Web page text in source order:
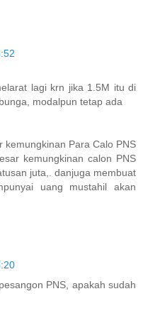
lagi krn jika 1.5M itu di
modalpun tetap ada
kemungkinan Para Calo PNS
kemungkinan calon PNS
juta,. danjuga membuat
uang mustahil akan
PNS, apakah sudah